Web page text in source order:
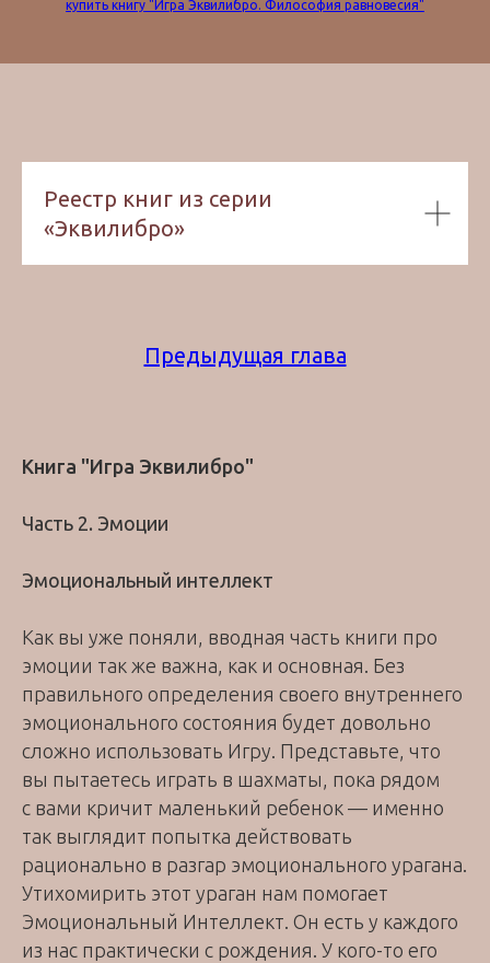
купить книгу "Игра Эквилибро. Философия равновесия"
Реестр книг из серии
«Эквилибро»
Предыдущая глава
Книга "Игра Эквилибро"
Часть 2. Эмоции
Эмоциональный интеллект
Как вы уже поняли, вводная часть книги про
эмоции так же важна, как и основная. Без
правильного определения своего внутреннего
эмоционального состояния будет довольно
сложно использовать Игру. Представьте, что
вы пытаетесь играть в шахматы, пока рядом
с вами кричит маленький ребенок — именно
так выглядит попытка действовать
рационально в разгар эмоционального урагана.
Утихомирить этот ураган нам помогает
Эмоциональный Интеллект. Он есть у каждого
из нас практически с рождения. У кого-то его